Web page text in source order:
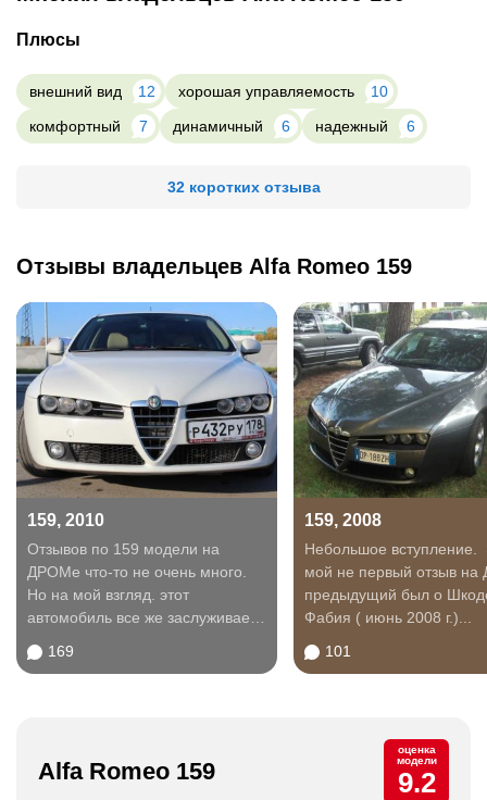
Плюсы
внешний вид 12 хорошая управляемость
10
комфортный
7 динамичный 6 надежный 6
32 коротких отзыва
Отзывы владельцев Alfa Romeo 159
159, 2010
Отзывов по 159 модели на
ДРОМе что-то не очень много.
Но на мой взгляд. этот
автомобиль все же заслуживает
169
159, 2008
Небольшое вступление. Это уже
мой не первый отзыв на Дроме,
предыдущий был о
Фабия ( июнь 2008 г.)...
101
Alfa Romeo 159
оценка
модели
9.2